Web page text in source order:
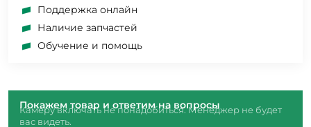
Поддержка онлайн
Наличие запчастей
Обучение и помощь
Покажем товар и ответим на вопросы
Камеру включать не понадобиться. Менеджер не будет
вас видеть.